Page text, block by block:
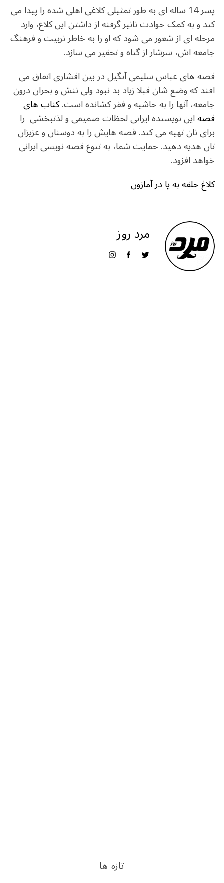
پسر 14 ساله ای به طور تمثیلی کلاغی اهلی شده را پیدا می
کند و به کمک حوادث تاثیر گرفته از داشتن این کلاغ، وارد
مرحله ای از شعور می شود که او را به خاطر تربیت و فرهنگ
جامعه اش، سرشار از گناه و تحقیر می سازد.
قصه های عباس سلیمی آنگیل در بین اقشاری اتفاق می
افتد که وضع شان قبلا زیاد بد نبود ولی تنش و بحران درون
جامعه، آنها را به حاشیه و فقر کشانده است.کتاب های
قصهاین نویسنده ایرانی لحظات صمیمی و لذتبخشی را
برای تان تهیه می کند. قصه هایش را به دوستان و عزیزان
تان هدیه دهید. حمایت شما، به تنوع قصه نویسی ایرانی
خواهد افزود.
کلاغ حلقه به پا در آمازون
مرد روز
تازه ها